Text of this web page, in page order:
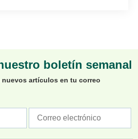
boletín semanal
nuevos artículos en tu correo